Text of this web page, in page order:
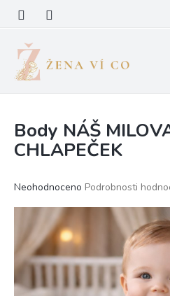
obsah
Body NÁŠ
CHLAPEČEK
Průměrné
0,0
5
hvězdiček.
Neohodnoceno Podrobnosti